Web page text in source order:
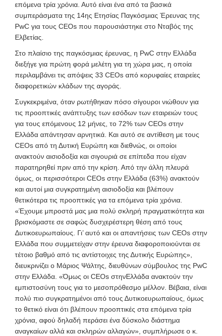
επόμενα τρία χρόνια. Αυτό είναι ένα από τα βασικά
συμπεράσματα της 14ης Ετησίας Παγκόσμιας Έρευνας της
PwC για τους CEOs που παρουσιάστηκε στο Νταβός της
Ελβετίας.
Στο πλαίσιο της παγκόσμιας έρευνας, η PwC στην Ελλάδα
διεξήγε για πρώτη φορά μελέτη για τη χώρα μας, η οποία
περιλαμβάνει τις απόψεις 33 CEOs από κορυφαίες εταιρείες
διαφορετικών κλάδων της αγοράς.
Συγκεκριμένα, όταν ρωτήθηκαν πόσο σίγουροι νιώθουν για
τις προοπτικές ανάπτυξης των εσόδων των εταιρειών τους
για τους επόμενους 12 μήνες, το 72% των CEOs στην
Ελλάδα απάντησαν αρνητικά. Και αυτό σε αντίθεση με τους
CEOs από τη Δυτική Ευρώπη και διεθνώς, οι οποίοι
ανακτούν αισιοδοξία και σιγουριά σε επίπεδα που είχαν
παρατηρηθεί πριν από την κρίση. Από την άλλη πλευρά
όμως, οι περισσότεροι CEOs στην Ελλάδα (63%) ανακτούν
και αυτοί μια συγκρατημένη αισιοδοξία και βλέπουν
θετικότερα τις προοπτικές για τα επόμενα τρία χρόνια.
«Έχουμε μπροστά μας μια πολύ σκληρή πραγματικότητα και
βρισκόμαστε σε σαφώς δυσχερέστερη θέση από τους
Δυτικοευρωπαίους. Γι’ αυτό και οι απαντήσεις των CEOs στην
Ελλάδα που συμμετείχαν στην έρευνα διαφοροποιούνται σε
τέτοιο βαθμό από τις αντίστοιχες της Δυτικής Ευρώπης»,
διευκρινίζει ο Μάριος Ψάλτης, διευθύνων σύμβουλος της PwC
στην Ελλάδα. «Όμως οι CEOs στηνΕλλάδα ανακτούν την
εμπιστοσύνη τους για το μεσοπρόθεσμο μέλλον. Βέβαια, είναι
πολύ πιο συγκρατημένοι από τους Δυτικοευρωπαίους, όμως
το θετικό είναι ότι βλέπουν προοπτικές στα επόμενα τρία
χρόνια, αφού δηλαδή περάσει ένα δύσκολο διάστημα
αναγκαίων αλλά και σκληρών αλλαγών», συμπλήρωσε ο κ.